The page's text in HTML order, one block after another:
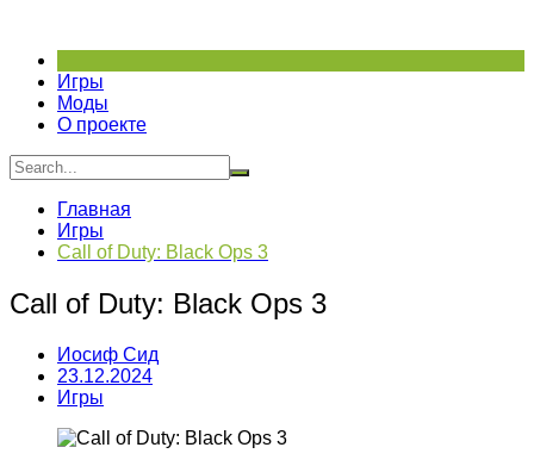
содержимому
Игры
Моды
О проекте
Главная
Игры
Call of Duty: Black Ops 3
Call of Duty: Black Ops 3
Иосиф Сид
23.12.2024
Игры